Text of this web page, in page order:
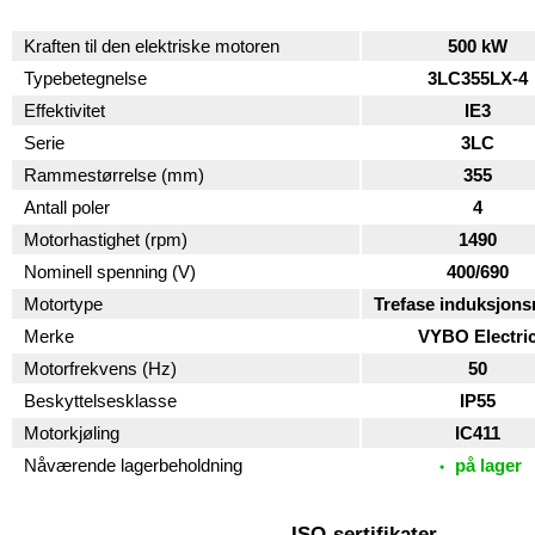
Kraften til den elektriske motoren
500 kW
Typebetegnelse
3LC355LX-4
Effektivitet
IE3
Serie
3LC
Rammestørrelse (mm)
355
Antall poler
4
Motorhastighet (rpm)
1490
Nominell spenning (V)
400/690
Motortype
Trefase
Merke
VYBO
Motorfrekvens (Hz)
50
Beskyttelsesklasse
IP55
Motorkjøling
IC411
Nåværende lagerbeholdning
på lager